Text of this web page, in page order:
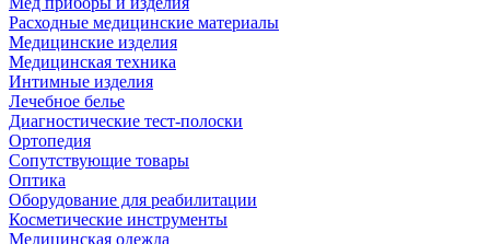
Расходные медицинские материалы
Медицинские изделия
Медицинская техника
Интимные изделия
Лечебное белье
Диагностические тест-полоски
Ортопедия
Сопутствующие товары
Оптика
Оборудование для реабилитации
Косметические инструменты
Медицинская одежда